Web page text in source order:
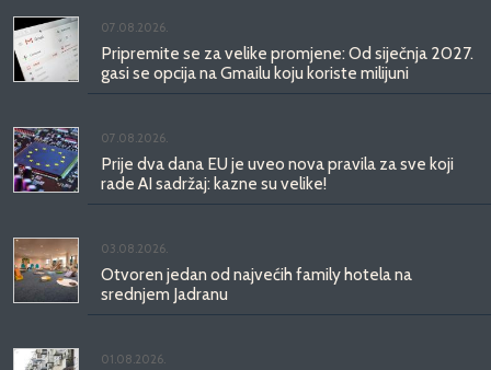
07.08.2026.
Pripremite se za velike promjene: Od siječnja 2027.
gasi se opcija na Gmailu koju koriste milijuni
07.08.2026.
Prije dva dana EU je uveo nova pravila za sve koji
rade AI sadržaj: kazne su velike!
03.08.2026.
Otvoren jedan od najvećih family hotela na
srednjem Jadranu
01.08.2026.